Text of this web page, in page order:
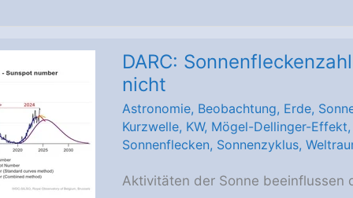
treibt
Erkenntnisse
zur
Sternentstehung
DARC:
nicht
Astronomie, Beobachtung, Erde,
Kurzwelle, KW, Mögel-Dellinger-Effekt,
Sonnenflecken, Sonnenzyklus,
Aktivitäten der Sonne beeinflussen